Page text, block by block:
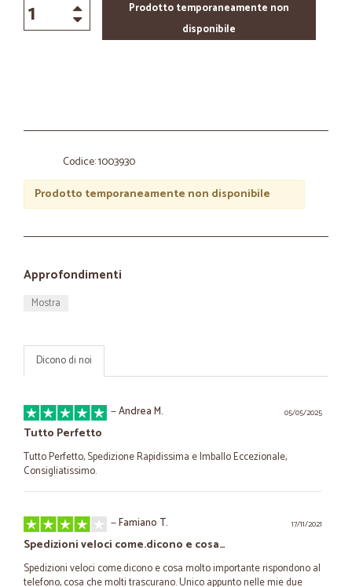
Prodotto temporaneamente non
disponibile
Codice: 1003930
Prodotto temporaneamente non disponibile
Approfondimenti
Mostra
Dicono di noi
05/05/2025
—Andrea M.
Tutto Perfetto
Tutto Perfetto, Spedizione Rapidissima e Imballo Eccezionale,
Consigliatissimo.
17/11/2021
—Famiano T.
Spedizioni veloci come.dicono e cosa…
Spedizioni veloci come.dicono e cosa molto importante rispondono al
telefono, cosa che molti trascurano. Unico appunto nelle mie due